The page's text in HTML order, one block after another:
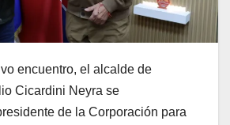
encuentro, el alcalde de
Cicardini Neyra se
de la Corporación para